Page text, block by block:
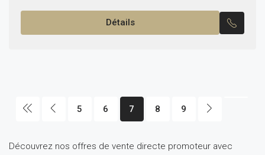
séchoir -Une chambre à coucher -Une...
Détails
5 6 7 8 9
Découvrez nos offres de vente directe promoteur avec